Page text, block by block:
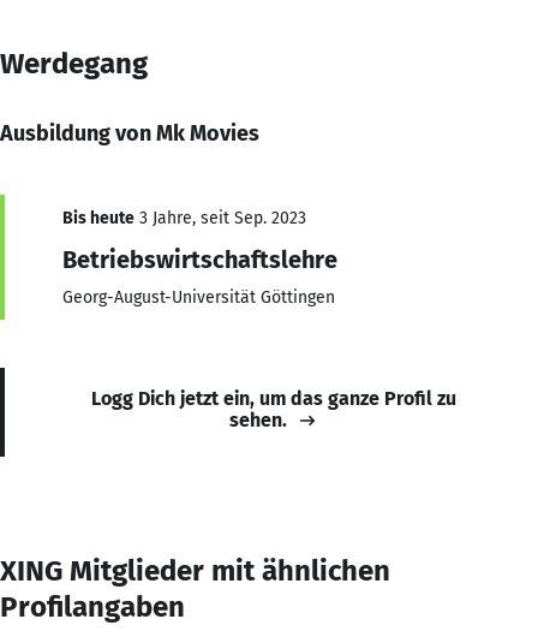
Werdegang
Ausbildung von Mk Movies
Bis heute 3 Jahre, seit Sep. 2023
Betriebswirtschaftslehre
Georg-August-Universität Göttingen
Logg Dich jetzt ein, um das ganze Profil zu
sehen.
XING Mitglieder mit ähnlichen
Profilangaben